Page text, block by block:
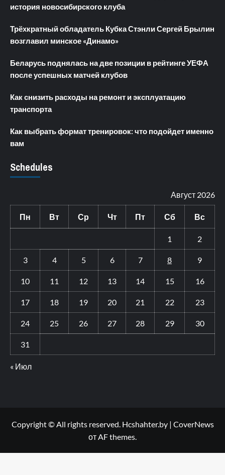
история новосибирского клуба
Трёхкратный обладатель Кубка Стэнли Сергей Брылин
возглавил минское «Динамо»
Беларусь поднялась на две позиции в рейтинге УЕФА
после успешных матчей клубов
Как снизить расходы на ремонт и эксплуатацию
транспорта
Как выбрать формат тренировок: что подойдет именно
вам
Schedules
Август 2026
Пн Вт Ср Чт Пт Сб Вс
1 2
3 4 5 6 7 8 9
10 11 12 13 14 15 16
17 18 19 20 21 22 23
24 25 26 27 28 29 30
31
« Июл
Copyright © All rights reserved. Hcshahter.by | CoverNews
от AF themes.